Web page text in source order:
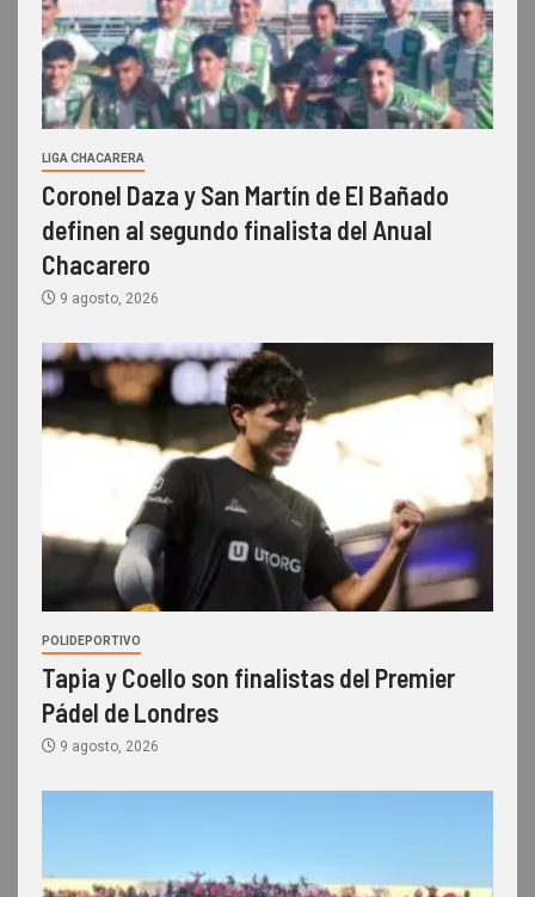
LIGA CHACARERA
Coronel Daza y San Martín de El Bañado
definen al segundo finalista del Anual
Chacarero
9 agosto, 2026
POLIDEPORTIVO
Tapia y Coello son finalistas del Premier
Pádel de Londres
9 agosto, 2026